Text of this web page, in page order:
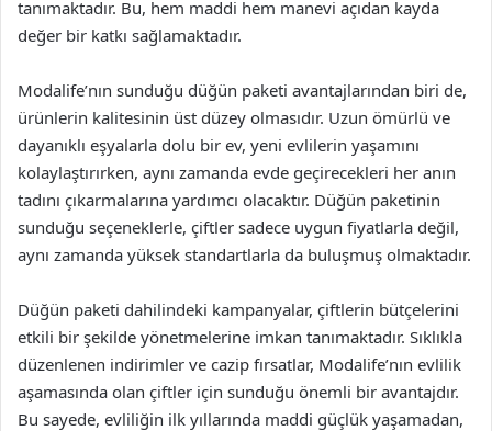
tanımaktadır. Bu, hem maddi hem manevi açıdan kayda
değer bir katkı sağlamaktadır.
Modalife’nın sunduğu düğün paketi avantajlarından biri de,
ürünlerin kalitesinin üst düzey olmasıdır. Uzun ömürlü ve
dayanıklı eşyalarla dolu bir ev, yeni evlilerin yaşamını
kolaylaştırırken, aynı zamanda evde geçirecekleri her anın
tadını çıkarmalarına yardımcı olacaktır. Düğün paketinin
sunduğu seçeneklerle, çiftler sadece uygun fiyatlarla değil,
aynı zamanda yüksek standartlarla da buluşmuş olmaktadır.
Düğün paketi dahilindeki kampanyalar, çiftlerin bütçelerini
etkili bir şekilde yönetmelerine imkan tanımaktadır. Sıklıkla
düzenlenen indirimler ve cazip fırsatlar, Modalife’nın evlilik
aşamasında olan çiftler için sunduğu önemli bir avantajdır.
Bu sayede, evliliğin ilk yıllarında maddi güçlük yaşamadan,